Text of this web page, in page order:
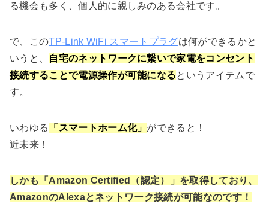
る機会も多く、個人的に親しみのある会社です。
で、このTP-Link WiFi スマートプラグは何ができるかと
いうと、
自宅のネットワークに繋いで家電をコンセント
接続することで電源操作が可能になるというアイテムで
す。
いわゆる 「スマートホーム化」 ができると！
近未来！
しかも「Amazon Certified（認定）」を取得しており、
AmazonのAlexaとネットワーク接続が可能なのです！